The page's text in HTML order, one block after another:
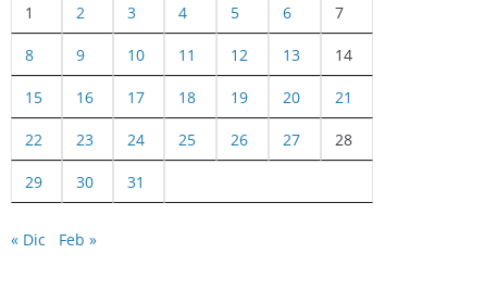
1 2 3 4 5 6 7
8 9 10 11 12 13 14
15 16 17 18 19 20 21
22 23 24 25 26 27 28
29 30 31
« Dic Feb »